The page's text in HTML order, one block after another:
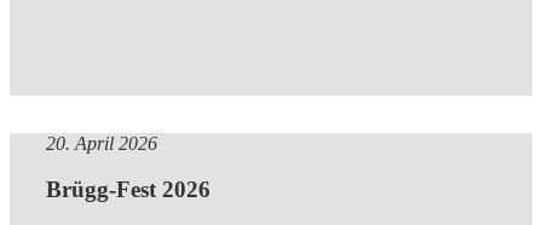
20. April 2026
Brügg-Fest 2026